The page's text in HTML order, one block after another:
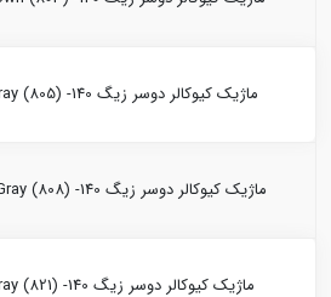
ماژیک کیوکالر دوسر زیگ Dark Gray (805) -140
ماژیک کیوکالر دوسر زیگ Natural Gray (808) -140
ماژیک کیوکالر دوسر زیگ Pale Gray (821) -140